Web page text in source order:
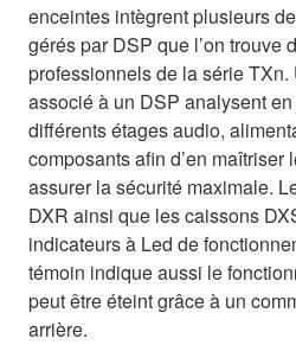
enceintes intègrent plusieurs
gérés par DSP que l’on trouve
professionnels de la série
associé à un DSP analysent
différents étages audio,
composants afin d’en maîtriser
assurer la sécurité maximale.
DXR ainsi que les caissons
indicateurs à Led de
témoin indique aussi le
peut être éteint grâce à un
arrière.